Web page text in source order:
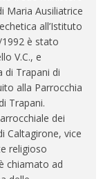
Maria Ausiliatrice
all’Istituto
è stato
V.C., e
di Trapani di
alla Parrocchia
Trapani.
dei
Caltagirone, vice
religioso
chiamato ad